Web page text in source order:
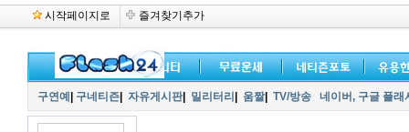
시작페이지로 즐겨찾기추가
구연예 구네티즌 자유게시판| 밀리터리 움짤| TV/방송 네이버, 구글 플